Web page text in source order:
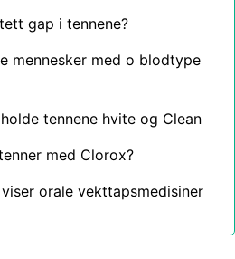
gap i tennene?
mennesker med o blodtype
tennene hvite og Clean
med Clorox?
orale vekttapsmedisiner